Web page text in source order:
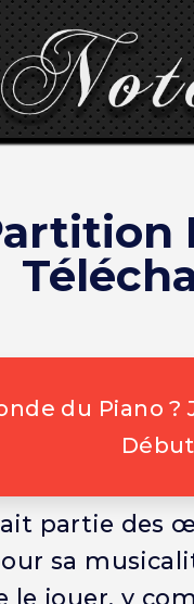
du Piano
partie des
sa
le jouer, y